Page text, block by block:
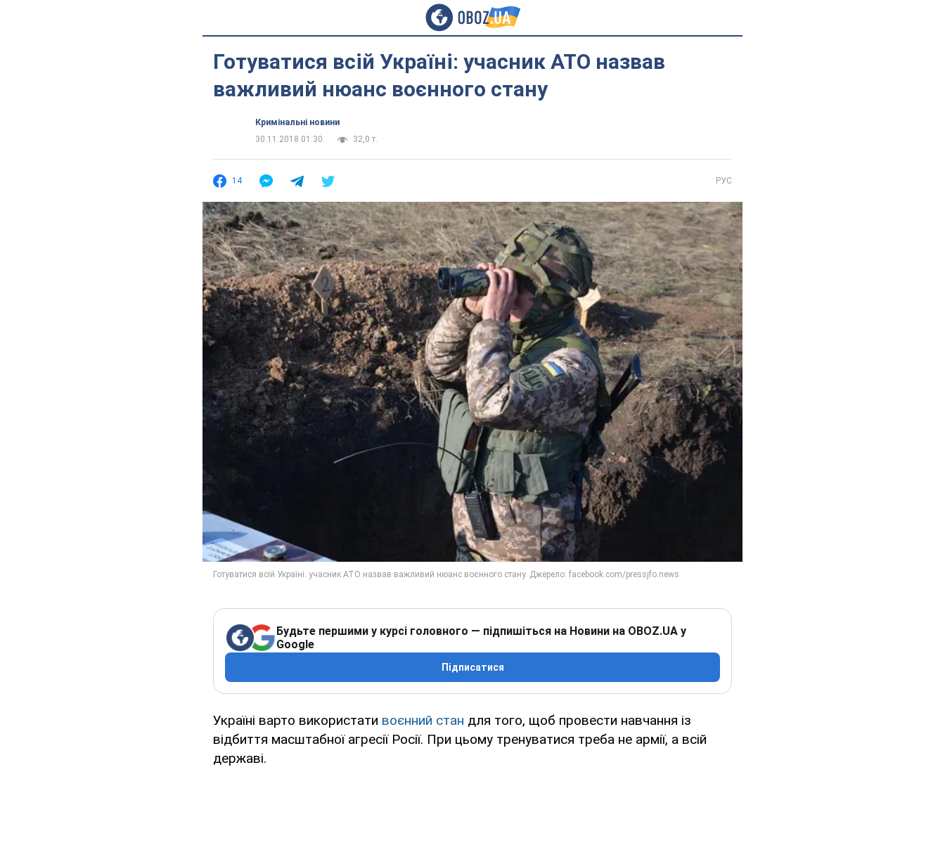
Готуватися всій Україні: учасник АТО назвав
важливий нюанс воєнного стану
Кримінальні новини
30.11.2018 01:30
32,0 т.
14 РУС
Будьте першими у курсі головного — підпишіться на Новини на OBOZ.UA у
Google
Підписатися
Україні варто використати воєнний стан для того, щоб провести навчання із
відбиття масштабної агресії Росії. При цьому тренуватися треба не армії, а всій
державі.